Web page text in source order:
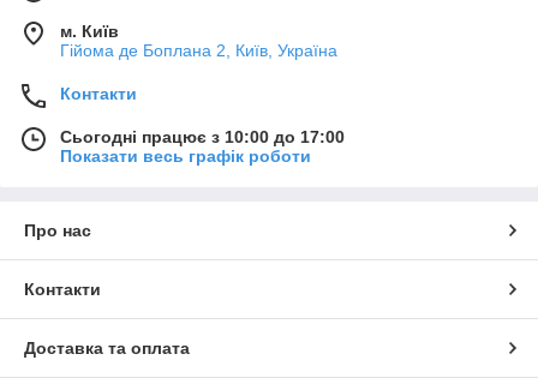
м. Київ
Гійома де Боплана 2, Київ, Україна
Контакти
Сьогодні працює з 10:00 до 17:00
Показати весь графік роботи
Про нас
Контакти
Доставка та оплата